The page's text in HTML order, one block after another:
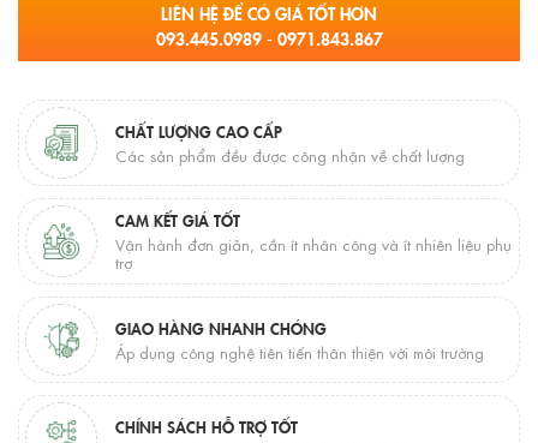
LIÊN HỆ ĐỂ CÓ GIÁ TỐT HƠN
093.445.0989 - 0971.843.867
CHẤT LƯỢNG CAO CẤP
Các sản phẩm đều được công nhận về chất lượng
CAM KẾT GIÁ TỐT
Vận hành đơn giản, cần ít nhân công và ít nhiên liệu phụ
trợ
GIAO HÀNG NHANH CHÓNG
Áp dụng công nghệ tiên tiến thân thiện với môi trường
CHÍNH SÁCH HỖ TRỢ TỐT